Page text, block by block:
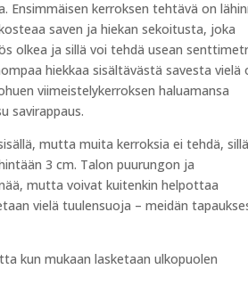
Ensimmäisen kerroksen tehtävä on
saven ja hiekan sekoitusta, joka
olkea ja sillä voi tehdä usean
hiekkaa sisältävästä savesta vielä
viimeistelykerroksen haluamansa
savirappaus.
mutta muita kerroksia ei tehdä,
3 cm. Talon puurungon ja
mutta voivat kuitenkin helpottaa
vielä tuulensuoja – meidän
kun mukaan lasketaan ulkopuolen